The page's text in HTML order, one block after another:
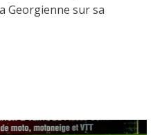
Georgienne sur sa